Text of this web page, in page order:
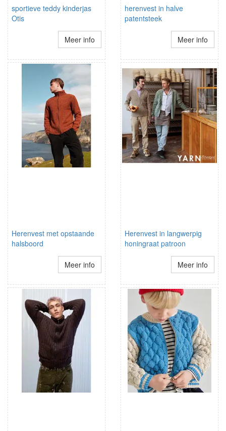
sportieve teddy kinderjas
Otis
Meer info
herenvest in halve
patentsteek
Meer info
Herenvest met opstaande
halsboord
Meer info
Herenvest in langwerpig
honingraat patroon
Meer info